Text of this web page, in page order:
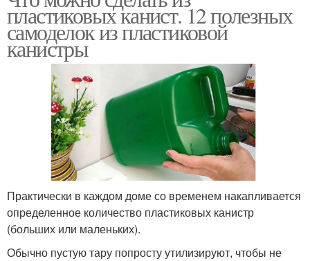
пластиковых канист. 12 полезных
самоделок из пластиковой
канистры
Практически в каждом доме со временем накапливается
определенное количество пластиковых канистр
(больших или маленьких).
Обычно пустую тару попросту утилизируют, чтобы не